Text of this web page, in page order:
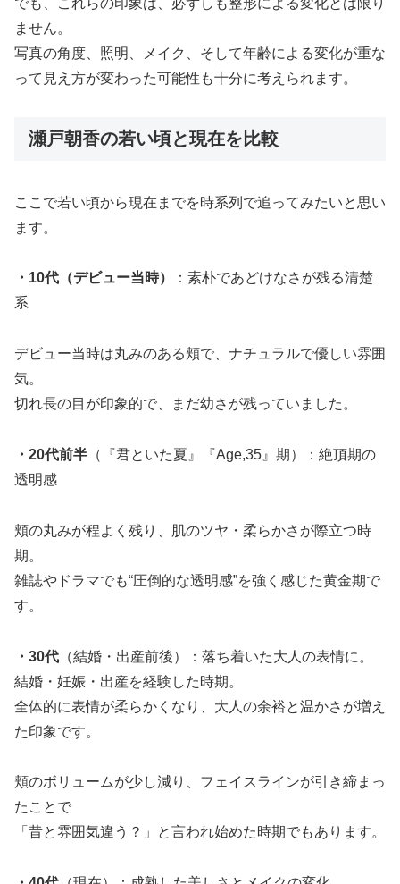
でも、これらの印象は、必ずしも整形による変化とは限り
ません。
写真の角度、照明、メイク、そして年齢による変化が重な
って見え方が変わった可能性も十分に考えられます。
瀬戸朝香の若い頃と現在を比較
ここで若い頃から現在までを時系列で追ってみたいと思い
ます。
・10代（デビュー当時）
：素朴であどけなさが残る清楚
系
デビュー当時は丸みのある頬で、ナチュラルで優しい雰囲
気。
切れ長の目が印象的で、まだ幼さが残っていました。
・20代前半 （『君といた夏』『Age,35』期）：絶頂期の
透明感
頬の丸みが程よく残り、肌のツヤ・柔らかさが際立つ時
期。
雑誌やドラマでも“圧倒的な透明感”を強く感じた黄金期で
す。
・30代 （結婚・出産前後）：落ち着いた大人の表情に。
結婚・妊娠・出産を経験した時期。
全体的に表情が柔らかくなり、大人の余裕と温かさが増え
た印象です。
頬のボリュームが少し減り、フェイスラインが引き締まっ
たことで
「昔と雰囲気違う？」と言われ始めた時期でもあります。